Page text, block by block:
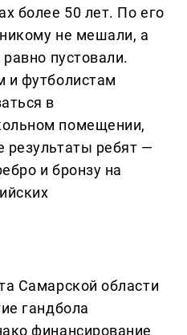
более 50 лет. По его
не мешали, а
пустовали.
и футболистам
в
помещении,
результаты ребят —
и бронзу на
Самарской области
гандбола
финансирование